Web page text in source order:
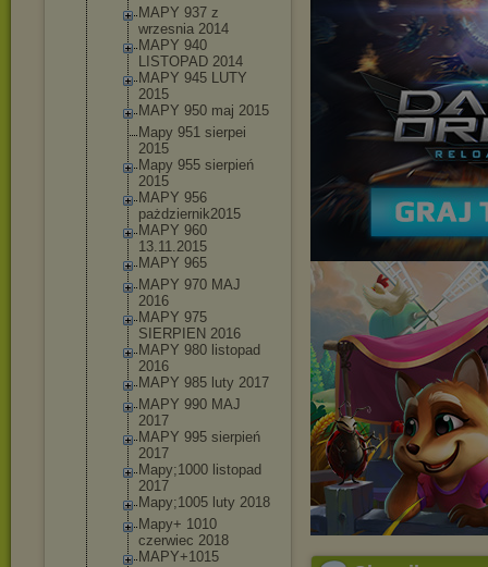
MAPY 937 z
wrzesnia 2014
MAPY 940
LISTOPAD 2014
MAPY 945 LUTY
2015
MAPY 950 maj 2015
Mapy 951 sierpei
2015
Mapy 955 sierpień
2015
MAPY 956
pażdziernik2015
MAPY 960
13.11.2015
MAPY 965
MAPY 970 MAJ
2016
MAPY 975
SIERPIEN 2016
MAPY 980 listopad
2016
MAPY 985 luty 2017
MAPY 990 MAJ
2017
MAPY 995 sierpień
2017
Mapy;1000 listopad
2017
Mapy;1005 luty 2018
Mapy+ 1010
czerwiec 2018
MAPY+1015